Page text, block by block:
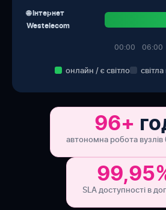
🌐 Інтернет
Westelecom
00:00 06:00
онлайн / є світло
96+
автономна робота вузлів
SLA доступності в